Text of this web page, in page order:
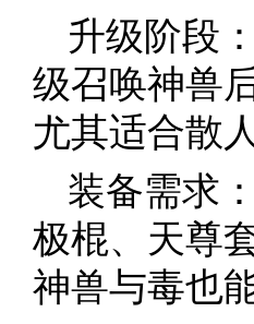
升级阶段
级召唤神兽
尤其适合散
装备需求
极棍、天尊
神兽与毒也